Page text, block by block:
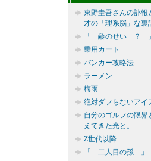
東野圭吾さんの訃報
才の「理系脳」な裏
「 齢のせい ？ 」
乗用カート
バンカー攻略法
ラーメン
梅雨
絶対ダフらないアイ
自分のゴルフの限界
えてきた光と。
Z世代以降
「 二人目の孫 」